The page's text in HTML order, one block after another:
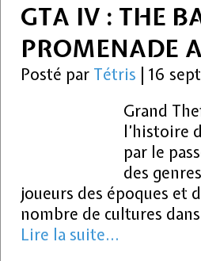
GTA IV : THE
PROMENADE
Posté par Tétris 16
Grand
l’histoire
par le
des
joueurs des époques et
nombre de cultures
Lire la suite...